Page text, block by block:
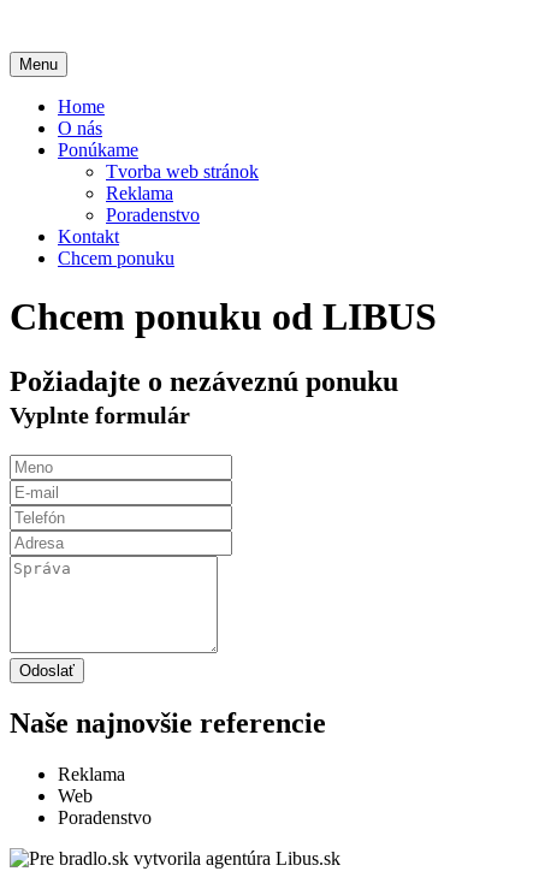
Menu
Home
O nás
Ponúkame
Tvorba web stránok
Reklama
Poradenstvo
Kontakt
Chcem ponuku
Chcem ponuku od LIBUS
Požiadajte o nezáveznú ponuku
Vyplnte formulár
Odoslať
Naše najnovšie referencie
Reklama
Web
Poradenstvo